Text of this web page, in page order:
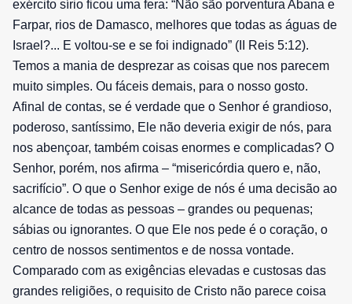
exército sírio ficou uma fera: “Não são porventura Abana e
Farpar, rios de Damasco, melhores que todas as águas de
Israel?... E voltou-se e se foi indignado” (II Reis 5:12).
Temos a mania de desprezar as coisas que nos parecem
muito simples. Ou fáceis demais, para o nosso gosto.
Afinal de contas, se é verdade que o Senhor é grandioso,
poderoso, santíssimo, Ele não deveria exigir de nós, para
nos abençoar, também coisas enormes e complicadas? O
Senhor, porém, nos afirma – “misericórdia quero e, não,
sacrifício”. O que o Senhor exige de nós é uma decisão ao
alcance de todas as pessoas – grandes ou pequenas;
sábias ou ignorantes. O que Ele nos pede é o coração, o
centro de nossos sentimentos e de nossa vontade.
Comparado com as exigências elevadas e custosas das
grandes religiões, o requisito de Cristo não parece coisa